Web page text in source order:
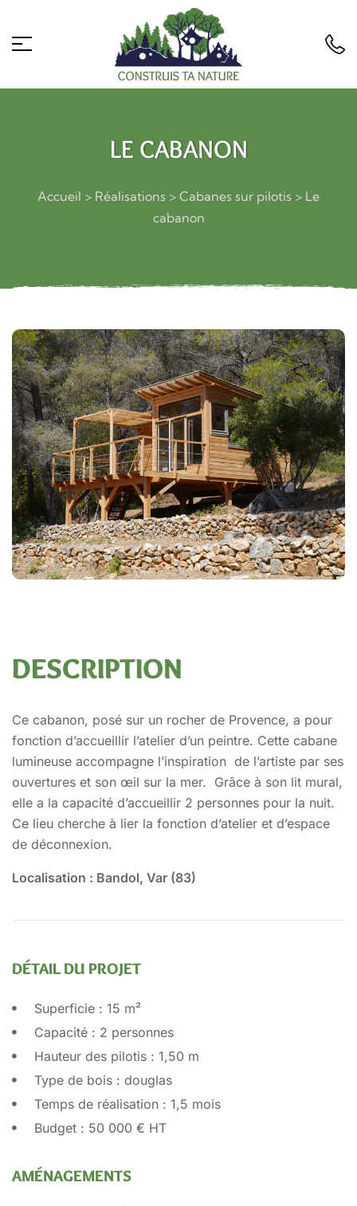
LE CABANON
Accueil > Réalisations > Cabanes sur pilotis > Le
cabanon
DESCRIPTION
Ce cabanon, posé sur un rocher de Provence, a pour
fonction d’accueillir l’atelier d’un peintre. Cette cabane
lumineuse accompagne l’inspiration de l’artiste par ses
ouvertures et son œil sur la mer. Grâce à son lit mural,
elle a la capacité d’accueillir 2 personnes pour la nuit.
Ce lieu cherche à lier la fonction d’atelier et d’espace
de déconnexion.
Localisation : Bandol, Var (83)
DÉTAIL DU PROJET
Superficie : 15 m²
Capacité : 2 personnes
Hauteur des pilotis : 1,50 m
Type de bois : douglas
Temps de réalisation : 1,5 mois
Budget : 50 000 € HT
AMÉNAGEMENTS